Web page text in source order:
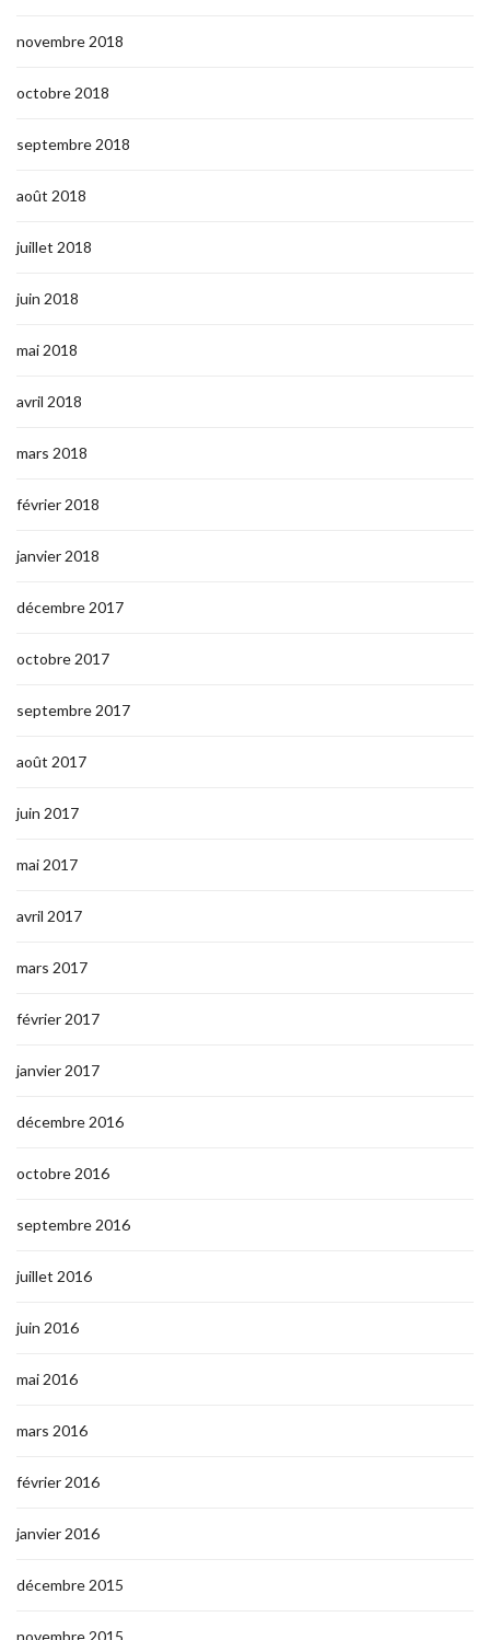
novembre 2018
octobre 2018
septembre 2018
août 2018
juillet 2018
juin 2018
mai 2018
avril 2018
mars 2018
février 2018
janvier 2018
décembre 2017
octobre 2017
septembre 2017
août 2017
juin 2017
mai 2017
avril 2017
mars 2017
février 2017
janvier 2017
décembre 2016
octobre 2016
septembre 2016
juillet 2016
juin 2016
mai 2016
mars 2016
février 2016
janvier 2016
décembre 2015
novembre 2015